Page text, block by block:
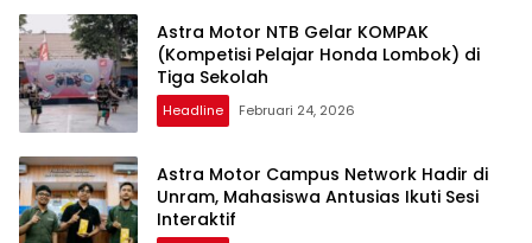
Astra Motor NTB Gelar KOMPAK
(Kompetisi Pelajar Honda Lombok) di
Tiga Sekolah
Headline Februari 24, 2026
Astra Motor Campus Network Hadir di
Unram, Mahasiswa Antusias Ikuti Sesi
Interaktif